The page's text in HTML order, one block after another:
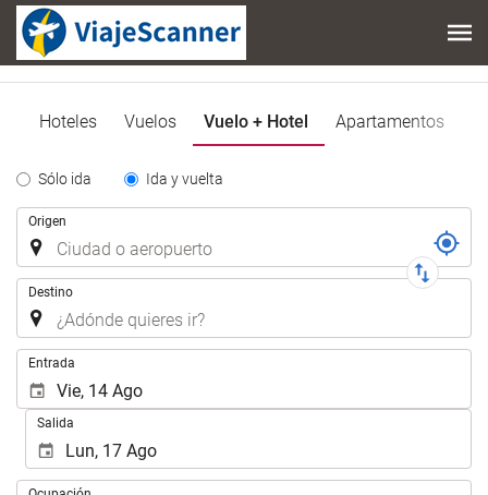
Hoteles Vuelos Vuelo + Hotel Apartamentos
Tipo
Trayecto
Sólo ida Ida y vuelta
Trayecto
Origen
Destino
Introduzca
las
fechas
inicio
Entrada
Salida
Ocupación